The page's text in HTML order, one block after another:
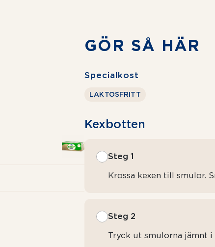
GÖR SÅ HÄR
Specialkost
LAKTOSFRITT
Kexbotten
Steg 1
Krossa kexen till smulor.
Steg 2
Tryck ut smulorna jämnt